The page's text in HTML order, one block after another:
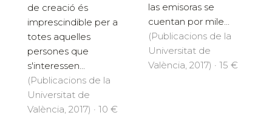
de creació és
imprescindible per a
totes aquelles
persones que
s'interessen...
(Publicacions de la
Universitat de
València, 2017) · 10 €
las emisoras se
cuentan por mile...
(Publicacions de la
Universitat de
València, 2017) · 15 €